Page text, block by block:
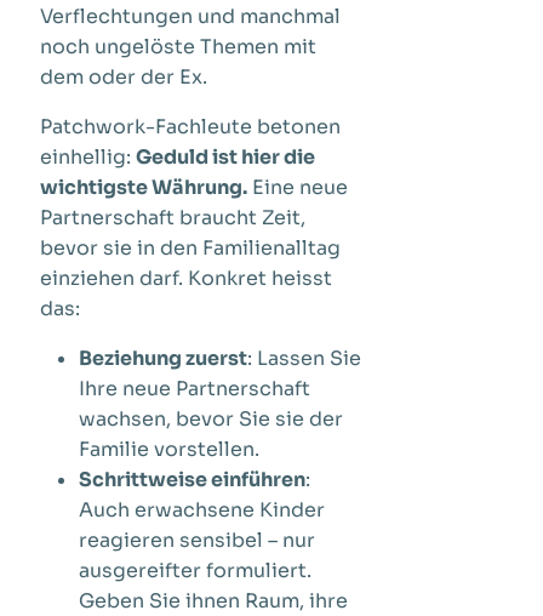
Verflechtungen und manchmal
noch ungelöste Themen mit
dem oder der Ex.
Patchwork-Fachleute betonen
einhellig: Geduld ist hier die
wichtigste Währung.Eine neue
Partnerschaft braucht Zeit,
bevor sie in den Familienalltag
einziehen darf. Konkret heisst
das:
Beziehung zuerst: Lassen Sie
Ihre neue Partnerschaft
wachsen, bevor Sie sie der
Familie vorstellen.
Schrittweise einführen:
Auch erwachsene Kinder
reagieren sensibel – nur
ausgereifter formuliert.
Geben Sie ihnen Raum, ihre